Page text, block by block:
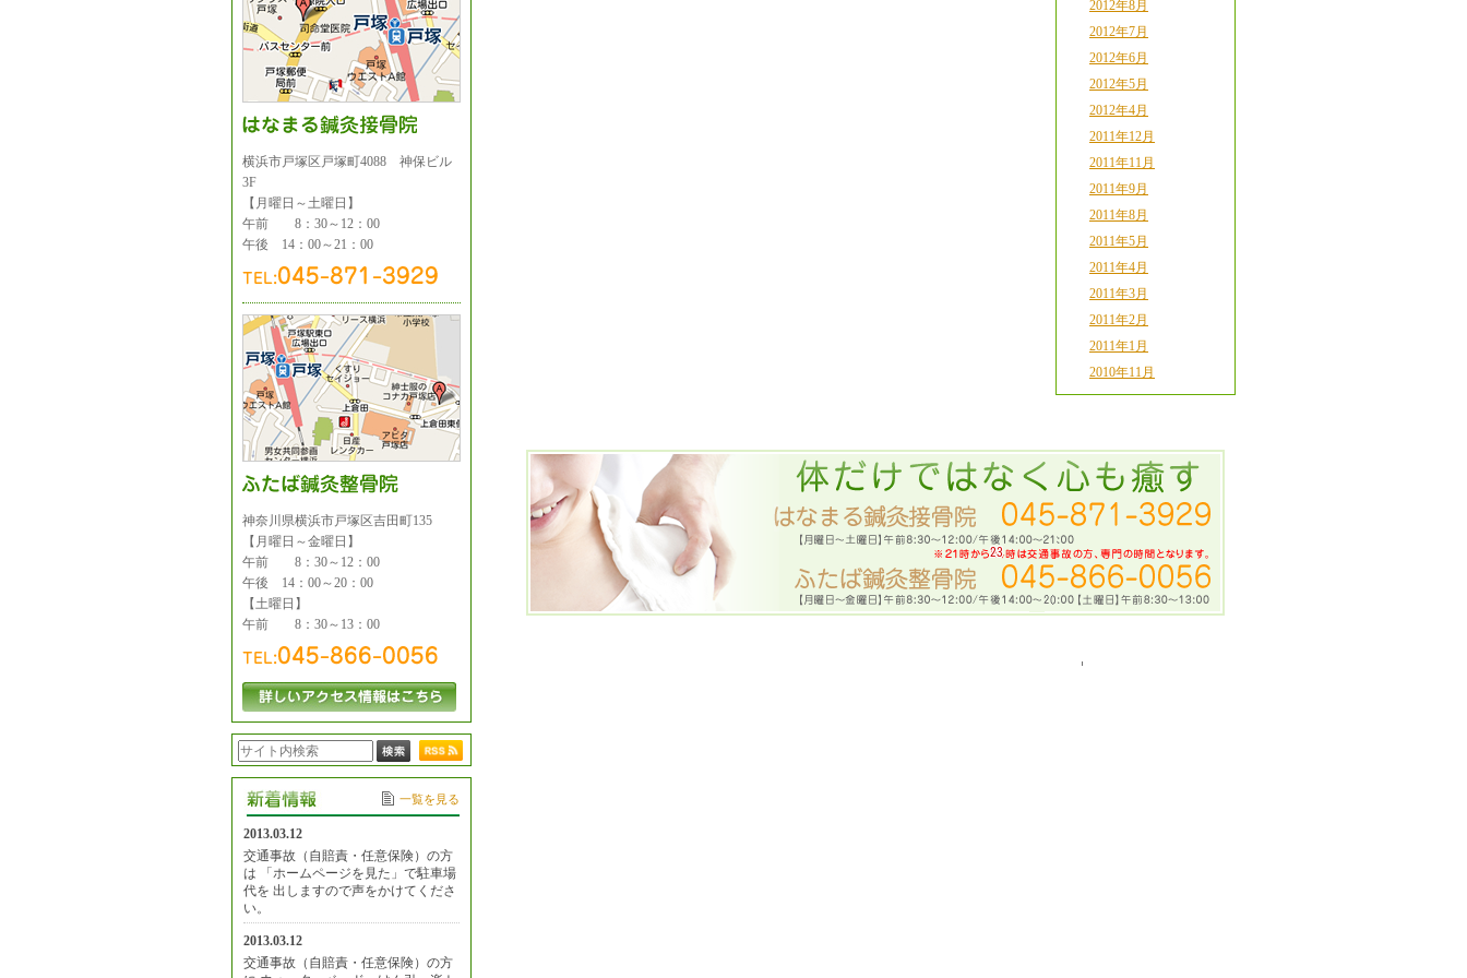
2012年8月
2012年7月
2012年6月
2012年5月
2012年4月
2011年12月
2011年11月
2011年9月
2011年8月
2011年5月
2011年4月
2011年3月
2011年2月
2011年1月
2010年11月
横浜市戸塚区戸塚町4088 神保ビル
3F
【月曜日～土曜日】
午前 8：30～12：00
午後 14：00～21：00
神奈川県横浜市戸塚区吉田町135
【月曜日～金曜日】
午前 8：30～12：00
午後 14：00～20：00
【土曜日】
午前 8：30～13：00
一覧を見る
2013.03.12
交通事故（自賠責・任意保険）の方
は 「ホームページを見た」で駐車場
代を 出しますので声をかけてくださ
い。
2013.03.12
交通事故（自賠責・任意保険）の方